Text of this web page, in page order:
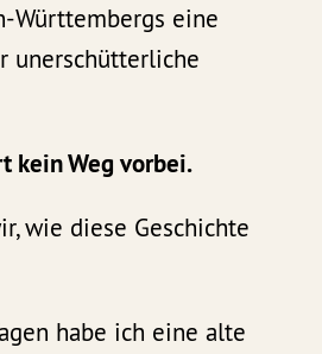
Württembergs eine
unerschütterliche
kein Weg vorbei.
wie diese Geschichte
habe ich eine alte